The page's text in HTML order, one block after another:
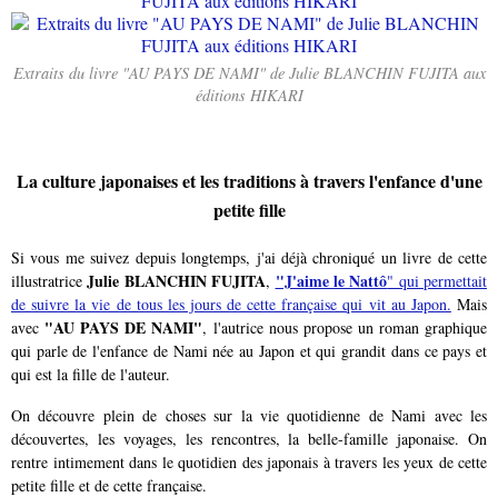
Extraits du livre "AU PAYS DE NAMI" de Julie BLANCHIN FUJITA aux
éditions HIKARI
La culture japonaises et les traditions à travers l'enfance d'une
petite fille
Si vous me suivez depuis longtemps, j'ai déjà chroniqué un livre de cette
illustratriceJulie BLANCHIN FUJITA, "J'aime le Nattô" qui permettait
de suivre la vie de tous les jours de cette française qui vit au Japon. Mais
avec "AU PAYS DE NAMI", l'autrice nous propose un roman graphique
qui parle de l'enfance de Nami née au Japon et qui grandit dans ce pays et
qui est la fille de l'auteur.
On découvre plein de choses sur la vie quotidienne de Nami avec les
découvertes, les voyages, les rencontres, la belle-famille japonaise. On
rentre intimement dans le quotidien des japonais à travers les yeux de cette
petite fille et de cette française.